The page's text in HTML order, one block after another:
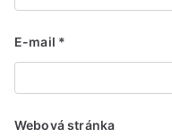
E-mail *
Webová stránka